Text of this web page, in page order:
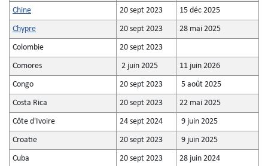
Chine 20 sept 2023 15 déc 2025
Chypre 20 sept 2023 28 mai 2025
Colombie 20 sept 2023
Comores 2 juin 2025 11 juin 2026
Congo 20 sept 2023 5 août 2025
Costa Rica 20 sept 2023 22 mai 2025
Côte d'Ivoire 24 sept 2024 9 juin 2025
Croatie 20 sept 2023 9 juin 2025
Cuba 20 sept 2023 28 juin 2024